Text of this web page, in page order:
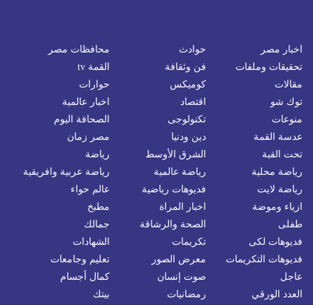
اخبار مصر حوادث
محافظات مصر
تحقيقات وملفات
فن وثقافة
القمة tv
مقالات
كوميكس
حوارات
توك شو
اقتصاد
اخبار عالمية
منوعات
تكنولوجى
الصحافة اليوم
عدسة القمة
دين ودنيا
مصر زمان
تحت القبة
الشرق الأوسط
رياضة
رياضة محلية
رياضة عالمية
رياضة عربية وافريقية
رياضة لايت
فديوهات رياضية
عالم حواء
ازياء وموضة
اخبار المراة
مطبخ
طفلى
الصحة والرشاقة
جمالك
فديوهات لكى
تكريمات
الشهادات
فديوهات التكريمات
معرض الصور
تعليم وجامعات
عاجل
صوت إنسان
كمال أجسام
العدد الورقي
رمضانيات بيتك